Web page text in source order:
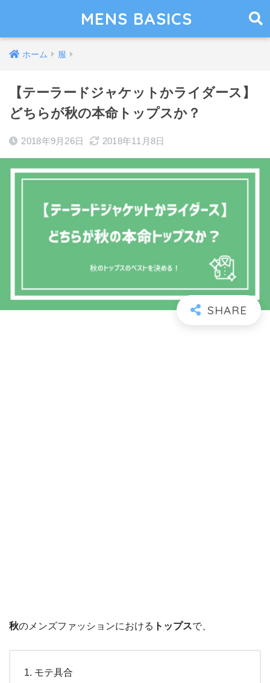
MENS BASICS
ホーム 服
【テーラードジャケットかライダース】
どちらが秋の本命トップスか？
2018年9月26日 2018年11月8日
秋のメンズファッションにおける トップスで、
モテ具合